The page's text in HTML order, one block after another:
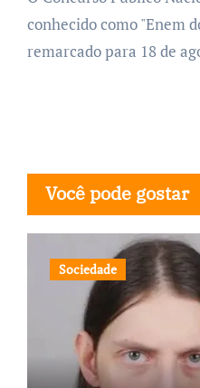
conhecido como "Enem
remarcado para 18 de
Você pode gostar
Sociedade